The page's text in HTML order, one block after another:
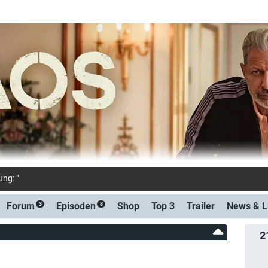
"Every Year After": Ein Seestädtc
Forum 3 Episoden 8 Shop Top 3 Trailer News &